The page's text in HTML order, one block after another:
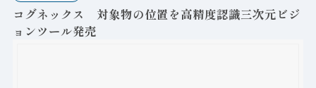
コグネックス 対象物の位置を高精度認識三次元ビジ
ョンツール発売